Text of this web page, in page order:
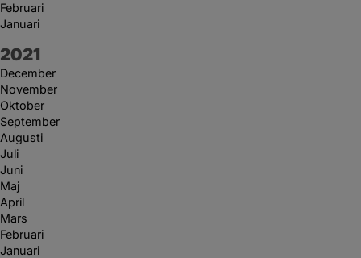
Februari
Januari
År:
2021
December
November
Oktober
September
Augusti
Juli
Juni
Maj
April
Mars
Februari
Januari